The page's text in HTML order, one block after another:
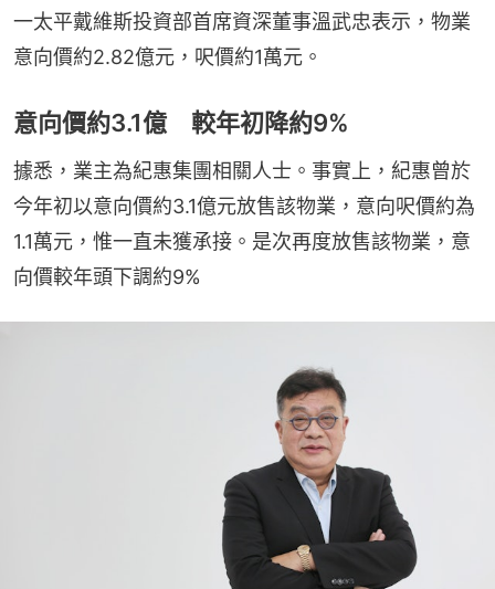
一太平戴維斯投資部首席資深董事溫武忠表示，物業
意向價約2.82億元，呎價約1萬元。
意向價約3.1億 較年初降約9%
據悉，業主為紀惠集團相關人士。事實上，紀惠曾於
今年初以意向價約3.1億元放售該物業，意向呎價約為
1.1萬元，惟一直未獲承接。是次再度放售該物業，意
向價較年頭下調約9%